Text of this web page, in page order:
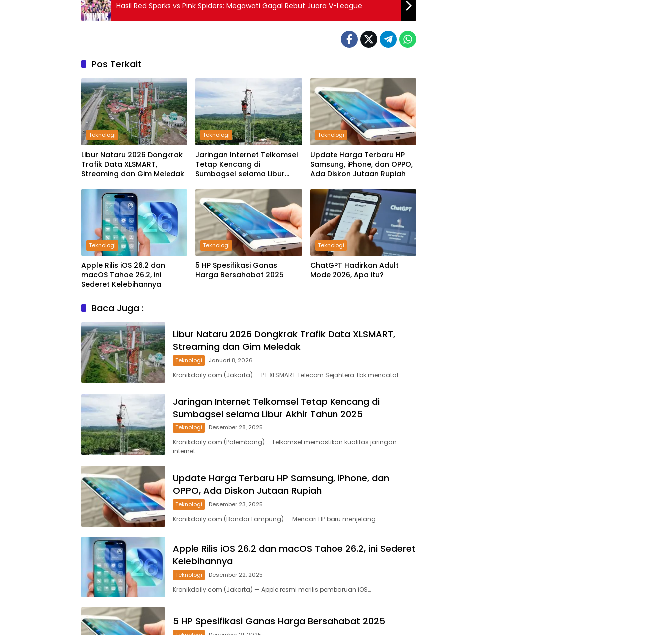
Hasil Red Sparks vs Pink Spiders: Megawati Gagal Rebut Juara V-League
Pos Terkait
Teknologi
Libur Nataru 2026 Dongkrak
Trafik Data XLSMART,
Streaming dan Gim Meledak
Teknologi
Jaringan Internet Telkomsel
Tetap Kencang di
Sumbagsel selama Libur
Teknologi
Update Harga Terbaru HP
Samsung, iPhone, dan OPPO,
Ada Diskon Jutaan Rupiah
Teknologi
Apple Rilis iOS 26.2 dan
macOS Tahoe 26.2, ini
Sederet Kelebihannya
Teknologi
5 HP Spesifikasi Ganas
Harga Bersahabat 2025
Teknologi
ChatGPT Hadirkan Adult
Mode 2026, Apa itu?
Baca Juga :
Libur Nataru 2026 Dongkrak Trafik Data XLSMART,
Streaming dan Gim Meledak
Teknologi Januari 8, 2026
Kronikdaily.com (Jakarta) — PT XLSMART Telecom Sejahtera Tbk mencatat…
Jaringan Internet Telkomsel Tetap Kencang di
Sumbagsel selama Libur Akhir Tahun 2025
Teknologi Desember 28, 2025
Kronikdaily.com (Palembang) – Telkomsel memastikan kualitas jaringan
internet…
Update Harga Terbaru HP Samsung, iPhone, dan
OPPO, Ada Diskon Jutaan Rupiah
Teknologi Desember 23, 2025
Kronikdaily.com (Bandar Lampung) — Mencari HP baru menjelang…
Apple Rilis iOS 26.2 dan macOS Tahoe 26.2, ini Sederet
Kelebihannya
Teknologi Desember 22, 2025
Kronikdaily.com (Jakarta) — Apple resmi merilis pembaruan iOS…
5 HP Spesifikasi Ganas Harga Bersahabat 2025